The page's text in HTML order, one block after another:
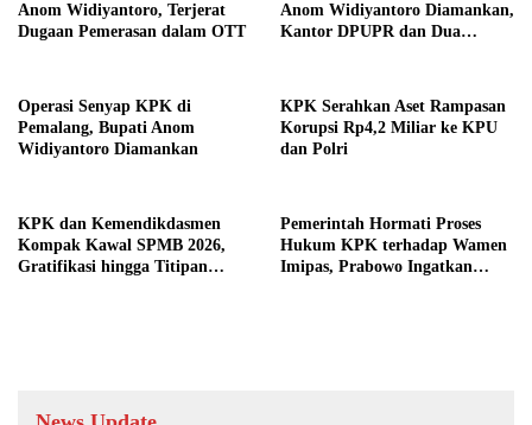
Anom Widiyantoro, Terjerat
Dugaan Pemerasan dalam OTT
Anom Widiyantoro Diamankan,
Kantor DPUPR dan Dua
Operasi Senyap KPK di
Pemalang, Bupati Anom
Widiyantoro Diamankan
KPK Serahkan Aset Rampasan
Korupsi Rp4,2 Miliar ke KPU
dan Polri
KPK dan Kemendikdasmen
Kompak Kawal SPMB 2026,
Gratifikasi hingga Titipan
Pemerintah Hormati Proses
Hukum KPK terhadap Wamen
Imipas, Prabowo Ingatkan